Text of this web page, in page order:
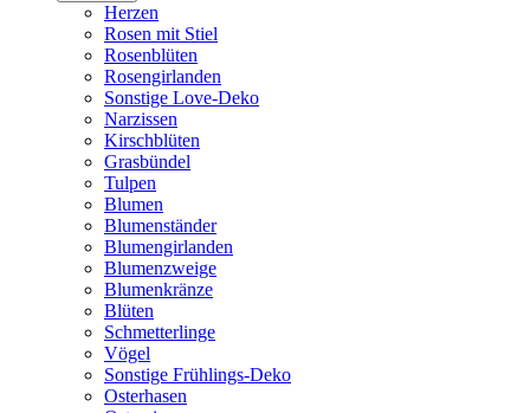
Herzen
Rosen mit Stiel
Rosenblüten
Rosengirlanden
Sonstige Love-Deko
Narzissen
Kirschblüten
Grasbündel
Tulpen
Blumen
Blumenständer
Blumengirlanden
Blumenzweige
Blumenkränze
Blüten
Schmetterlinge
Vögel
Sonstige Frühlings-Deko
Osterhasen